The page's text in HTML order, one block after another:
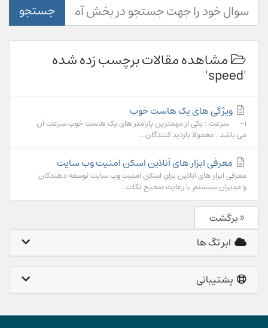
جستجو
مشاهده مقالات برچسب زده شده
'speed'
ویژگی های یک هاست خوب
1- سرعت : یکی از مهمترین پارامتر های یک هاست خوب سرعت آن
می باشد . معمولا بازدید کنندگان...
معرفی ابزار های آنلاین اسکن امنیت وب سایت
معرفی ابزار های آنلاین برای اسکن امنیت وب سایت توسعه دهندگان
و مدیران سیستم با رعایت صحیح نکات...
« برگشت
ابر تگ ها
پشتیبانی